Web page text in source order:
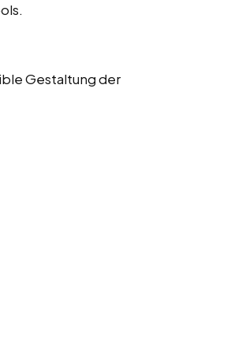
Gestaltung der